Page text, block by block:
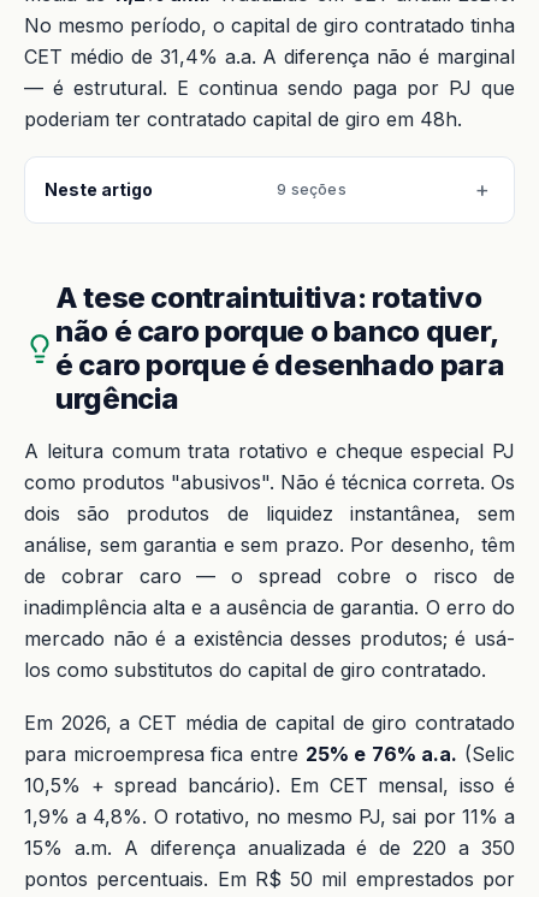
No mesmo período, o capital de giro contratado tinha
CET médio de 31,4% a.a. A diferença não é marginal
— é estrutural. E continua sendo paga por PJ que
poderiam ter contratado capital de giro em 48h.
Neste artigo 9 seções
A tese contraintuitiva: rotativo
não é caro porque o banco quer,
é caro porque é desenhado para
urgência
A leitura comum trata rotativo e cheque especial PJ
como produtos "abusivos". Não é técnica correta. Os
dois são produtos de liquidez instantânea, sem
análise, sem garantia e sem prazo. Por desenho, têm
de cobrar caro — o spread cobre o risco de
inadimplência alta e a ausência de garantia. O erro do
mercado não é a existência desses produtos; é usá-
los como substitutos do capital de giro contratado.
Em 2026, a CET média de capital de giro contratado
para microempresa fica entre 25% e 76% a.a. (Selic
10,5% + spread bancário). Em CET mensal, isso é
1,9% a 4,8%. O rotativo, no mesmo PJ, sai por 11% a
15% a.m. A diferença anualizada é de 220 a 350
pontos percentuais. Em R$ 50 mil emprestados por